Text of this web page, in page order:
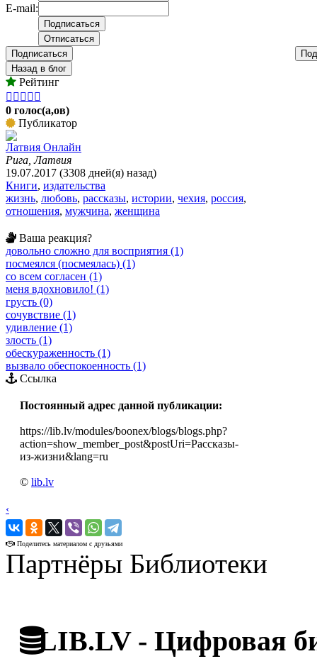
E-mail:
Подписаться
Назад в блог
Рейтинг
    
0 голос(а,ов)
Публикатор
Латвия Онлайн
Рига, Латвия
19.07.2017 (3308 дней(я) назад)
Книги, издательства
жизнь, любовь, рассказы, истории, чехия, россия,
отношения, мужчина, женщина
Ваша реакция?
довольно сложно для восприятия (1)
посмеялся (посмеялась) (1)
со всем согласен (1)
меня вдохновило! (1)
грусть (0)
сочувствие (1)
удивление (1)
злость (1)
обескураженность (1)
вызвало обеспокоенность (1)
Ссылка
Постоянный адрес данной публикации:
https://lib.lv/modules/boonex/blogs/blogs.php?
action=show_member_post&postUri=Рассказы-
из-жизни&lang=ru
© lib.lv
‹
›
Поделитесь материалом с друзьями
Партнёры Библиотеки
LIB.LV - Цифровая